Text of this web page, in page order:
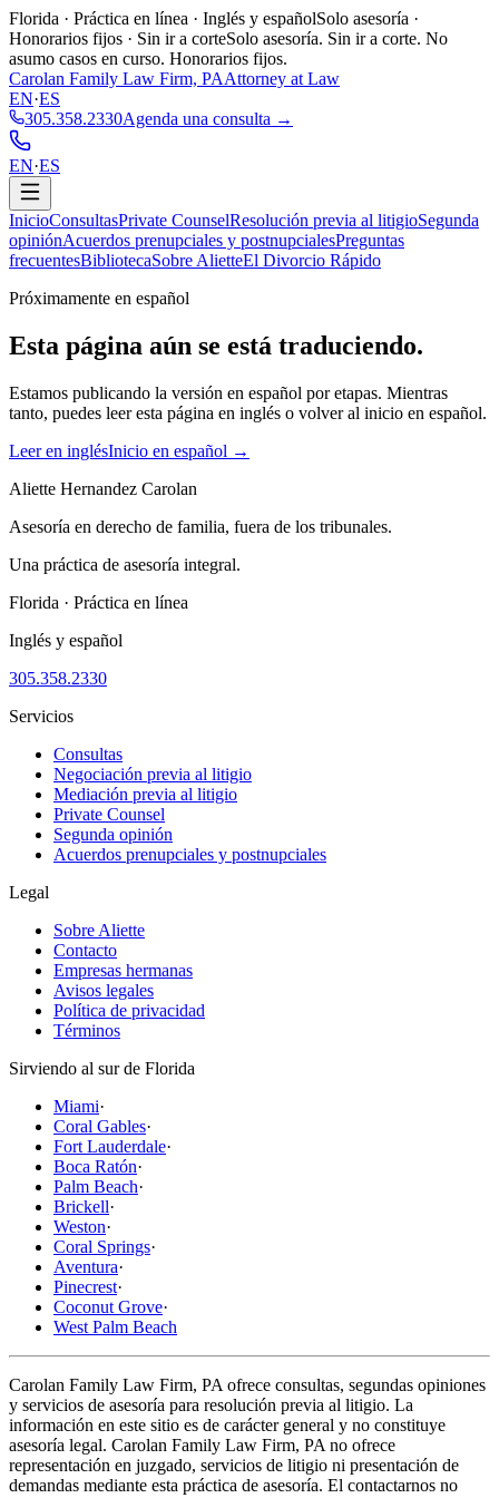
Florida · Práctica en línea · Inglés y españolSolo asesoría ·
Honorarios fijos · Sin ir a corteSolo asesoría. Sin ir a corte. No
asumo casos en curso. Honorarios fijos.
Carolan Family Law Firm, PAAttorney at Law
EN·ES
305.358.2330Agenda una consulta →
EN·ES
InicioConsultasPrivate CounselResolución previa al litigioSegunda
opiniónAcuerdos prenupciales y postnupcialesPreguntas
frecuentesBibliotecaSobre AlietteEl Divorcio Rápido
Próximamente en español
Esta página aún se está traduciendo.
Estamos publicando la versión en español por etapas. Mientras
tanto, puedes leer esta página en inglés o volver al inicio en español.
Leer en inglésInicio en español →
Aliette Hernandez Carolan
Asesoría en derecho de familia, fuera de los tribunales.
Una práctica de asesoría integral.
Florida · Práctica en línea
Inglés y español
305.358.2330
Servicios
Consultas
Negociación previa al litigio
Mediación previa al litigio
Private Counsel
Segunda opinión
Acuerdos prenupciales y postnupciales
Legal
Sobre Aliette
Contacto
Empresas hermanas
Avisos legales
Política de privacidad
Términos
Sirviendo al sur de Florida
Miami·
Coral Gables·
Fort Lauderdale·
Boca Ratón·
Palm Beach·
Brickell·
Weston·
Coral Springs·
Aventura·
Pinecrest·
Coconut Grove·
West Palm Beach
Carolan Family Law Firm, PA ofrece consultas, segundas opiniones
y servicios de asesoría para resolución previa al litigio. La
información en este sitio es de carácter general y no constituye
asesoría legal. Carolan Family Law Firm, PA no ofrece
representación en juzgado, servicios de litigio ni presentación de
demandas mediante esta práctica de asesoría. El contactarnos no